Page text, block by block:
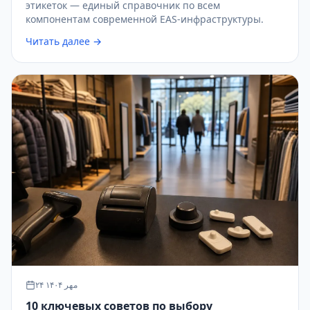
этикеток — единый справочник по всем
компонентам современной EAS-инфраструктуры.
Читать далее →
۲۴ مهر ۱۴۰۴
10 ключевых советов по выбору